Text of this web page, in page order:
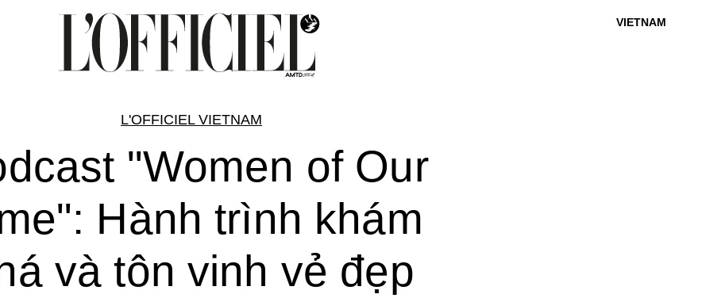
VIETNAM
L'OFFICIEL VIETNAM
"Women of Our
Hành trình khám
và tôn vinh vẻ đẹp